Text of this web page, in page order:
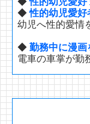
◆性的幼児愛好
幼児へ性的愛情
◆ 勤務中に漫画
電車の車掌が勤